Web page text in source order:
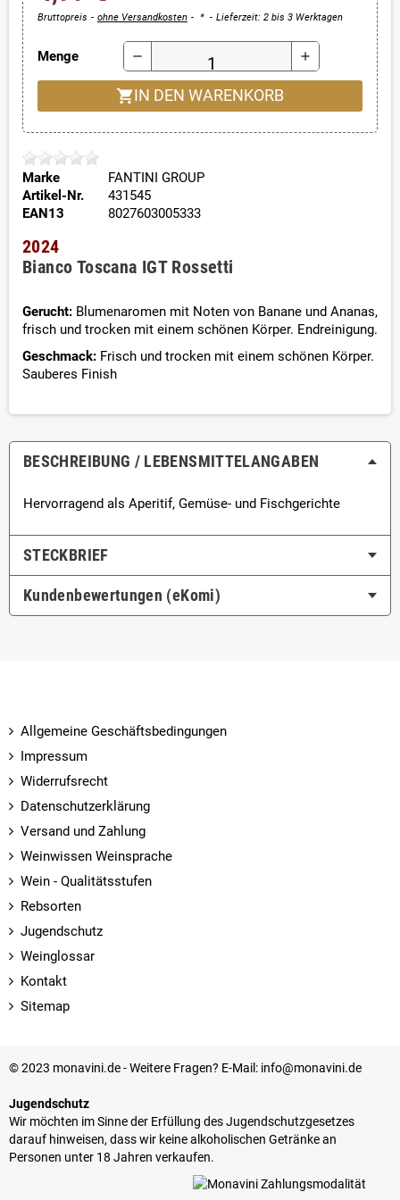
Bruttopreis ohne Versandkosten * Lieferzeit: 2 bis 3 Werktagen
Menge remove add
shopping_cart IN DEN WARENKORB
Marke
FANTINI GROUP
Artikel-Nr.
431545
EAN13
8027603005333
2024
Bianco Toscana IGT Rossetti
Gerucht: Blumenaromen mit Noten von Banane und Ananas,
frisch und trocken mit einem schönen Körper. Endreinigung.
Geschmack: Frisch und trocken mit einem schönen Körper.
Sauberes Finish
BESCHREIBUNG / LEBENSMITTEL­ANGABEN
Hervorragend als Aperitif, Gemüse- und Fischgerichte
STECKBRIEF
Kundenbewertungen (eKomi)
Allgemeine Geschäftsbedingungen
Impressum
Widerrufsrecht
Datenschutzerklärung
Versand und Zahlung
Weinwissen Weinsprache
Wein - Qualitätsstufen
Rebsorten
Jugendschutz
Weinglossar
Kontakt
Sitemap
© 2023 monavini.de - Weitere Fragen? E-Mail: info@monavini.de
Jugendschutz
Wir möchten im Sinne der Erfüllung des Jugendschutzgesetzes
darauf hinweisen, dass wir keine alkoholischen Getränke an
Personen unter 18 Jahren verkaufen.